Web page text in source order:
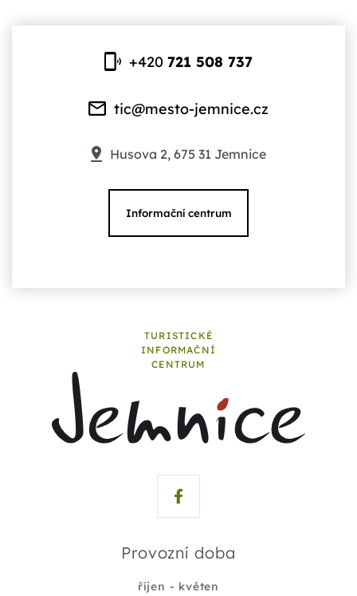
+420721 508 737
tic@mesto-jemnice.cz
Husova 2, 675 31 Jemnice
Informační centrum
TURISTICKÉ
INFORMAČNÍ
CENTRUM
Provozní doba
říjen - květen